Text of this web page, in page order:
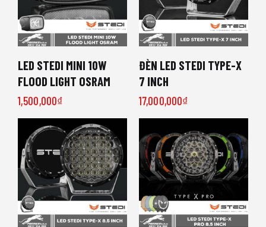
LED STEDI MINI 10W
FLOOD LIGHT OSRAM
1,500,000₫
ĐÈN LED STEDI TYPE-X
7 INCH
17,000,000₫